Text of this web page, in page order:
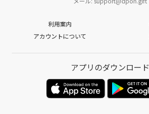
利用案内
アカウントについて
アプリのダウンロード